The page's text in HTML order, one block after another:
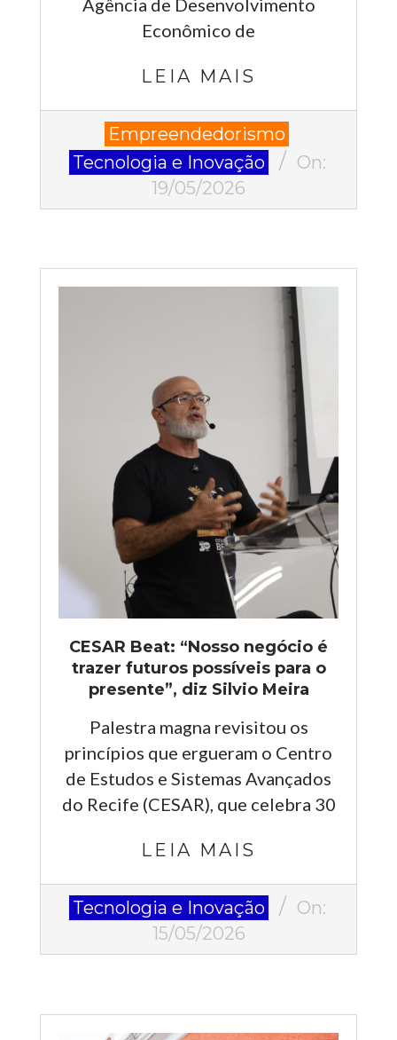
Econômico de
LEIA MAIS
Empreendedorismo
Tecnologia e Inovação
On:
19/05/2026
CESAR Beat: “Nosso negócio é
trazer futuros possíveis para o
presente”, diz Silvio Meira
Palestra magna revisitou os
princípios que ergueram o Centro
de Estudos e Sistemas Avançados
do Recife (CESAR), que celebra 30
LEIA MAIS
2026-
Tecnologia e Inovação
On:
15/05/2026